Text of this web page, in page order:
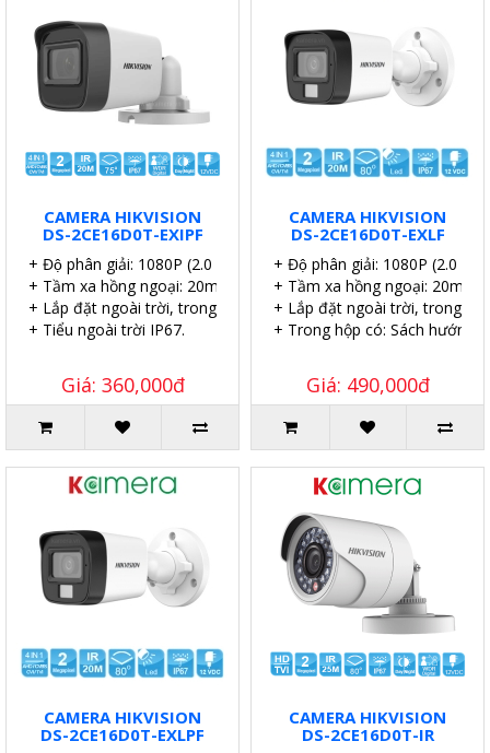
CAMERA HIKVISION
DS-2CE16D0T-EXIPF
+ Độ phân giải: 1080P (2.0 MP).
+ Tầm xa hồng ngoại: 20m.
+ Lắp đặt ngoài trời, trong nhà.
+ Tiểu ngoài trời IP67.
Giá: 360,000đ
CAMERA HIKVISION
DS-2CE16D0T-EXLF
+ Độ phân giải: 1080P (2.0
+ Tầm xa hồng ngoại: 20m.
+ Lắp đặt ngoài trời, trong
+ Trong hộp có: Sách hướng
Giá: 490,000đ
CAMERA HIKVISION
DS-2CE16D0T-EXLPF
CAMERA HIKVISION
DS-2CE16D0T-IR